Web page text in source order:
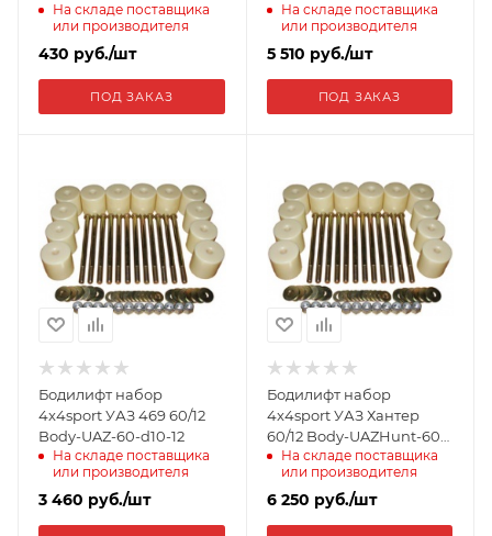
452На складе поставщика
или производителя
430 руб./шт
ПОД ЗАКАЗ
60-10BL
На складе поставщика
или производителя
5 510 руб./шт
ПОД ЗАКАЗ
Бодилифт набор
4x4sport УАЗ 469 60/12
Body-UAZ-60-d10-12
На складе поставщика
или производителя
3 460 руб./шт
Бодилифт набор
4x4sport УАЗ Хантер
60/12 Body-UAZHunt-60-
12 На складе поставщика
или производителя
6 250 руб./шт